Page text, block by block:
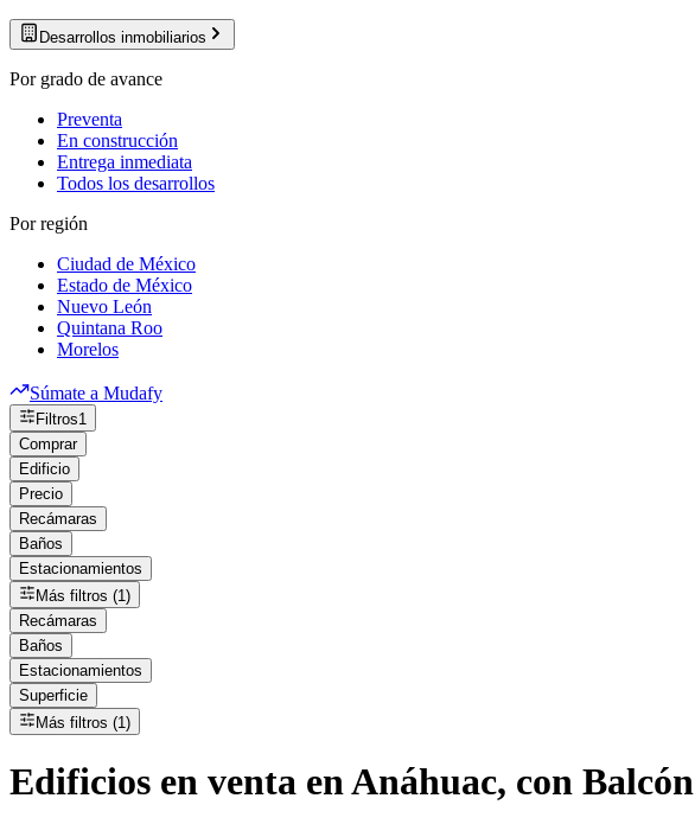
Desarrollos inmobiliarios
Por grado de avance
Preventa
En construcción
Entrega inmediata
Todos los desarrollos
Por región
Ciudad de México
Estado de México
Nuevo León
Quintana Roo
Morelos
Súmate a Mudafy
Filtros1
Comprar
Edificio
Precio
Recámaras
Baños
Estacionamientos
Más filtros (1)
Recámaras
Baños
Estacionamientos
Superficie
Más filtros (1)
Edificios en venta en Anáhuac, con Balcón